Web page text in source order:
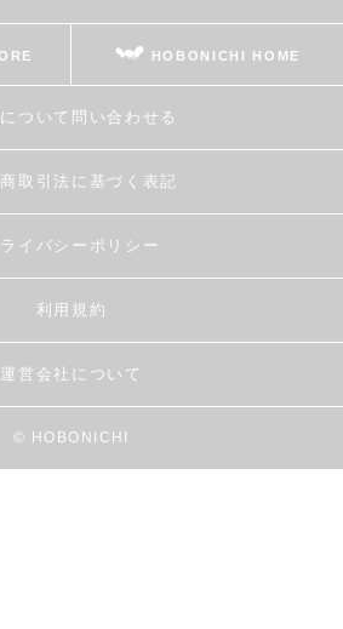
HOBONICHI HOME
ついて問い合わせる
取引法に基づく表記
イバシーポリシー
利用規約
運営会社について
© HOBONICHI